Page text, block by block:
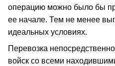
операцию можно было бы
ее начале. Тем не менее
идеальных условиях.
Перевозка
войск со всеми